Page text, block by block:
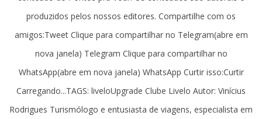
produzidos pelos nossos editores. Compartilhe com os
amigos:Tweet Clique para compartilhar no Telegram(abre em
nova janela) Telegram Clique para compartilhar no
WhatsApp(abre em nova janela) WhatsApp Curtir isso:Curtir
Carregando...TAGS: liveloUpgrade Clube Livelo Autor: Vinícius
Rodrigues Turismólogo e entusiasta de viagens, especialista em